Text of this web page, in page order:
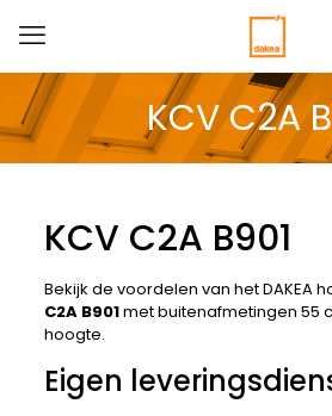
KCV C2A
KCV C2A B901
Bekijk de voordelen van het DAKEA
C2A B901met buitenafmetingen 55
hoogte.
Eigen